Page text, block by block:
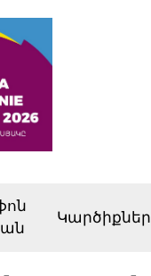
Կարծիքներ